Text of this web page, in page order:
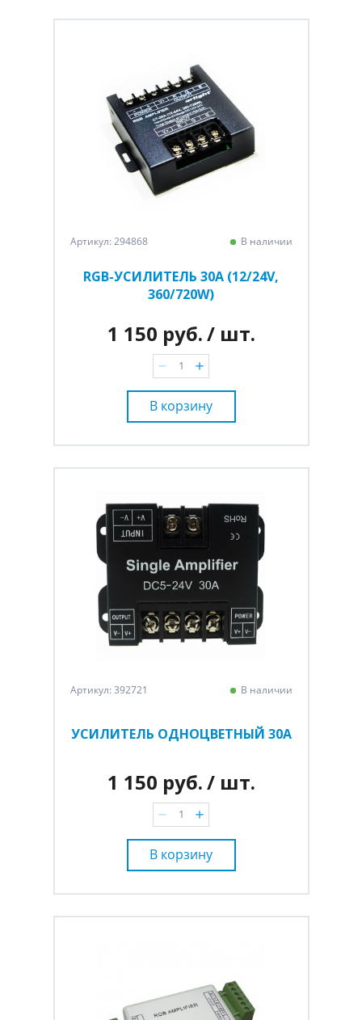
Артикул: 294868 В наличии
RGB-УСИЛИТЕЛЬ 30А (12/24V,
360/720W)
1 150 руб./ шт.
В корзину
Артикул: 392721 В наличии
УСИЛИТЕЛЬ ОДНОЦВЕТНЫЙ 30A
1 150 руб./ шт.
В корзину